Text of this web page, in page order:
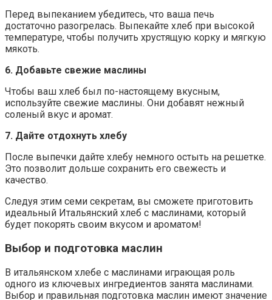
Перед выпеканием убедитесь, что ваша печь
достаточно разогрелась. Выпекайте хлеб при высокой
температуре, чтобы получить хрустящую корку и мягкую
мякоть.
6. Добавьте свежие маслины
Чтобы ваш хлеб был по-настоящему вкусным,
используйте свежие маслины. Они добавят нежный
соленый вкус и аромат.
7. Дайте отдохнуть хлебу
После выпечки дайте хлебу немного остыть на решетке.
Это позволит дольше сохранить его свежесть и
качество.
Следуя этим семи секретам, вы сможете приготовить
идеальный Итальянский хлеб с маслинами, который
будет покорять своим вкусом и ароматом!
Выбор и подготовка маслин
В итальянском хлебе с маслинами играющая роль
одного из ключевых ингредиентов занята маслинами.
Выбор и правильная подготовка маслин имеют значение